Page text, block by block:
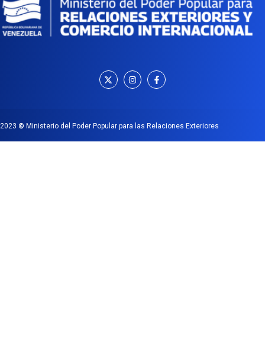
2023 © Ministerio del Poder Popular para las Relaciones Exteriores